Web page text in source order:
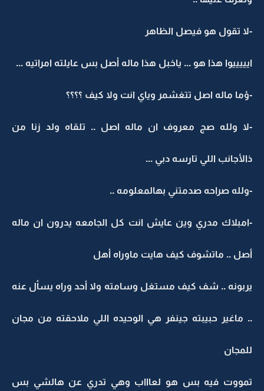
-لا تقول هو فيصل الظاهر
ايييييوا هذا هو ... ياخبل هذا ماله أصل بس عايلته امراتيه ...
-ؤما ماله اصل تتغشمر وياي انت ولا كيف ؟؟؟؟
-لا ولله صج معروف ان ماله اصل .. تلقاه ولد زنا من
ذالأجانب اللي تارسه دبي ...
-ولله صراحه صدمتني بهالمعلومه ..
-امبلاك مدري وين عايش انت كل الجامعه يدرون ان ماله
أصل .. ماتشوف كيف هايت ماوراه أهل
يربونه .. شف كيف مستغل وسامته ولا أحد وراه يسأل عنه
.. ماغير حبيبته جينفر هي الوحيده اللي ملاحقته من مجان
للمجان
تمووت فيه بس هو لعاااب وهي تدري عن هالشي بس